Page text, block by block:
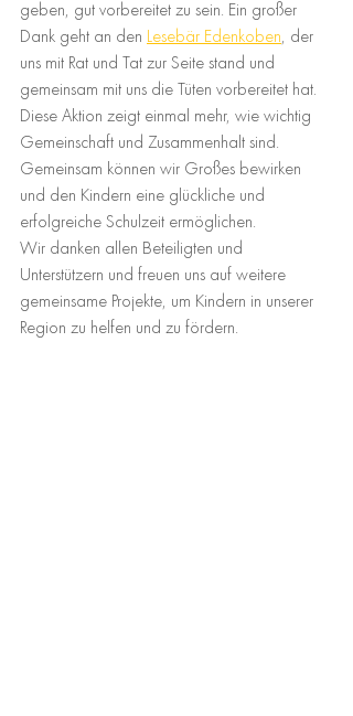
geben, gut vorbereitet zu sein. Ein großer
Dank geht an den Lesebär Edenkoben, der
uns mit Rat und Tat zur Seite stand und
gemeinsam mit uns die Tüten vorbereitet hat.
Diese Aktion zeigt einmal mehr, wie wichtig
Gemeinschaft und Zusammenhalt sind.
Gemeinsam können wir Großes bewirken
und den Kindern eine glückliche und
erfolgreiche Schulzeit ermöglichen.
Wir danken allen Beteiligten und
Unterstützern und freuen uns auf weitere
gemeinsame Projekte, um Kindern in unserer
Region zu helfen und zu fördern.